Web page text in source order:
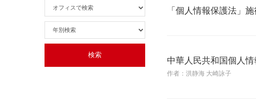
「個人情報保護法」
中華人民共和国個人
作者：洪静海 大崎詠子